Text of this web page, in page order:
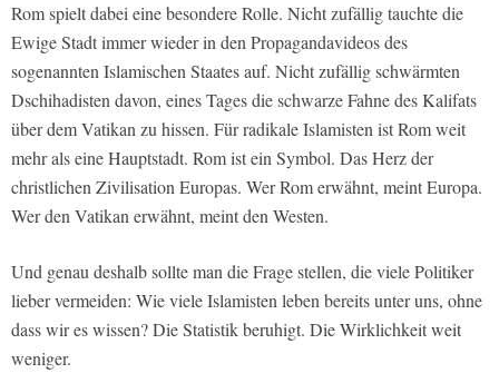
Rom spielt dabei eine besondere Rolle. Nicht zufällig tauchte die
Ewige Stadt immer wieder in den Propagandavideos des
sogenannten Islamischen Staates auf. Nicht zufällig schwärmten
Dschihadisten davon, eines Tages die schwarze Fahne des Kalifats
über dem Vatikan zu hissen. Für radikale Islamisten ist Rom weit
mehr als eine Hauptstadt. Rom ist ein Symbol. Das Herz der
christlichen Zivilisation Europas. Wer Rom erwähnt, meint Europa.
Wer den Vatikan erwähnt, meint den Westen.
Und genau deshalb sollte man die Frage stellen, die viele Politiker
lieber vermeiden: Wie viele Islamisten leben bereits unter uns, ohne
dass wir es wissen? Die Statistik beruhigt. Die Wirklichkeit weit
weniger.